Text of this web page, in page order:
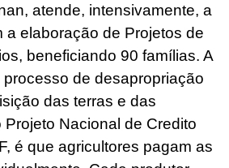
atende, intensivamente, a
a elaboração de Projetos de
beneficiando 90 famílias. A
de desapropriação
das terras e das
Projeto Nacional de Credito
é que agricultores pagam as